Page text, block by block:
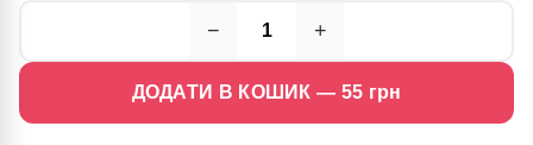
− +
ДОДАТИ В КОШИК — 55 грн